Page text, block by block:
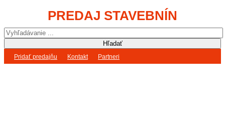
PREDAJ STAVEBNÍN
Pridať predajňu Kontakt Partneri